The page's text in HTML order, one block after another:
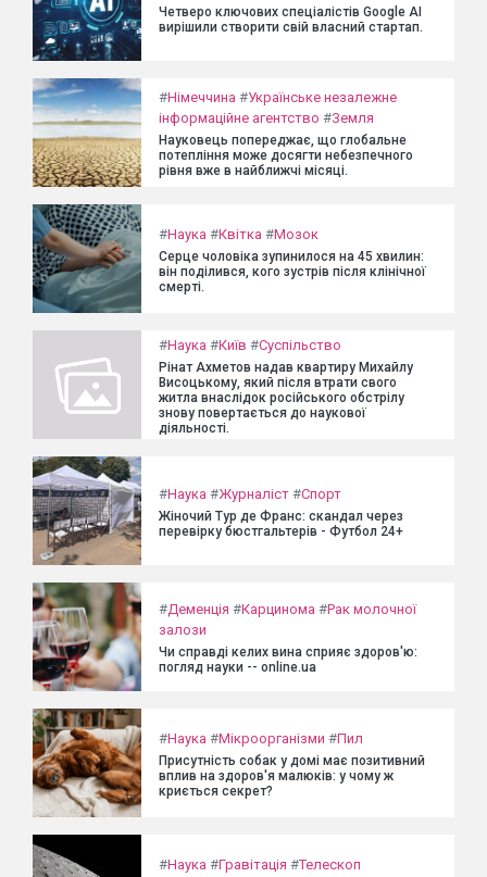
Четверо ключових спеціалістів Google AI
вирішили створити свій власний стартап.
#Німеччина #Українське незалежне
інформаційне агентство #Земля
Науковець попереджає, що глобальне
потепління може досягти небезпечного
рівня вже в найближчі місяці.
#Наука #Квітка #Мозок
Серце чоловіка зупинилося на 45 хвилин:
він поділився, кого зустрів після клінічної
смерті.
#Наука #Київ #Суспільство
Рінат Ахметов надав квартиру Михайлу
Висоцькому, який після втрати свого
житла внаслідок російського обстрілу
знову повертається до наукової
діяльності.
#Наука #Журналіст #Спорт
Жіночий Тур де Франс: скандал через
перевірку бюстгальтерів - Футбол 24+
#Деменція #Карцинома #Рак молочної
залози
Чи справді келих вина сприяє здоров'ю:
погляд науки -- online.ua
#Наука #Мікроорганізми #Пил
Присутність собак у домі має позитивний
вплив на здоров'я малюків: у чому ж
криється секрет?
#Наука #Гравітація #Телескоп